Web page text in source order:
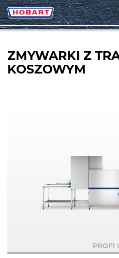
ZMYWARKI Z
KOSZOWYM
PROFI